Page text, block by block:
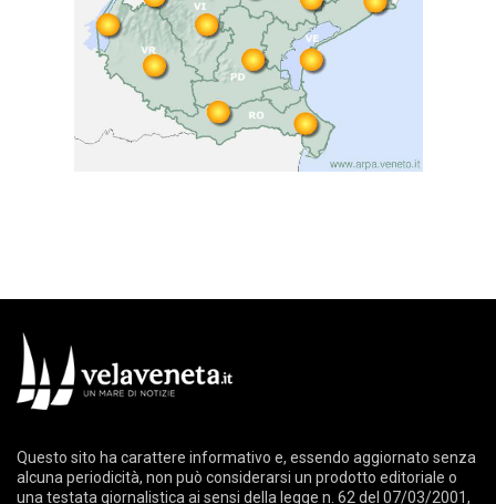
Questo sito ha carattere informativo e, essendo aggiornato senza
alcuna periodicità, non può considerarsi un prodotto editoriale o
una testata giornalistica ai sensi della legge n. 62 del 07/03/2001,